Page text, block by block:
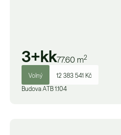
3+kk77.60 m2
Volný 12 383 541 Kč
Budova ATB 1.104